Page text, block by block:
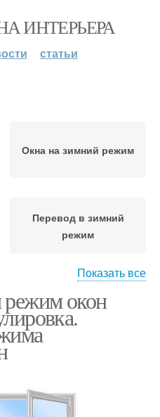
ИНТЕРЬЕРА
статьи
Окна на зимний режим
Перевод в зимний
режим
Окна в летний и
Показать все
окон